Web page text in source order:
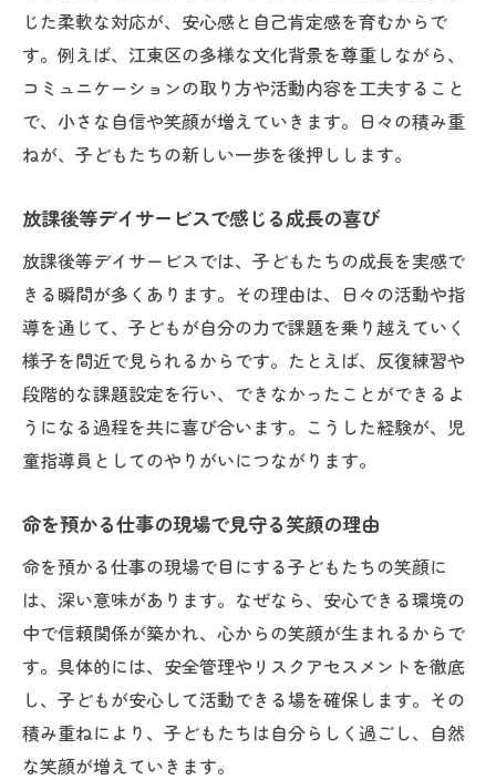
じた柔軟な対応が、安心感と自己肯定感を育むからで
す。例えば、江東区の多様な文化背景を尊重しながら、
コミュニケーションの取り方や活動内容を工夫すること
で、小さな自信や笑顔が増えていきます。日々の積み重
ねが、子どもたちの新しい一歩を後押しします。
放課後等デイサービスで感じる成長の喜び
放課後等デイサービスでは、子どもたちの成長を実感で
きる瞬間が多くあります。その理由は、日々の活動や指
導を通じて、子どもが自分の力で課題を乗り越えていく
様子を間近で見られるからです。たとえば、反復練習や
段階的な課題設定を行い、できなかったことができるよ
うになる過程を共に喜び合います。こうした経験が、児
童指導員としてのやりがいにつながります。
命を預かる仕事の現場で見守る笑顔の理由
命を預かる仕事の現場で目にする子どもたちの笑顔に
は、深い意味があります。なぜなら、安心できる環境の
中で信頼関係が築かれ、心からの笑顔が生まれるからで
す。具体的には、安全管理やリスクアセスメントを徹底
し、子どもが安心して活動できる場を確保します。その
積み重ねにより、子どもたちは自分らしく過ごし、自然
な笑顔が増えていきます。